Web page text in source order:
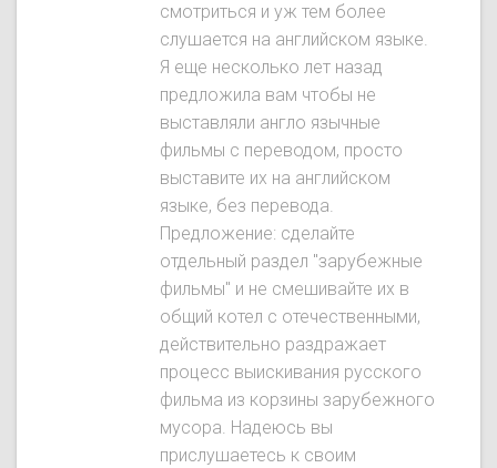
смотриться и уж тем более
слушается на английском языке.
Я еще несколько лет назад
предложила вам чтобы не
выставляли англо язычные
фильмы с переводом, просто
выставите их на английском
языке, без перевода.
Предложение: сделайте
отдельный раздел "зарубежные
фильмы" и не смешивайте их в
общий котел с отечественными,
действительно раздражает
процесс выискивания русского
фильма из корзины зарубежного
мусора. Надеюсь вы
прислушаетесь к своим